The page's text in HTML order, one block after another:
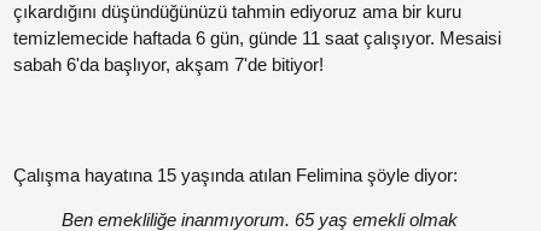
Paylaş
Paylaş
çıkardığını düşündüğünüzü tahmin ediyoruz ama bir kuru
temizlemecide haftada 6 gün, günde 11 saat çalışıyor. Mesaisi
sabah 6'da başlıyor, akşam 7'de bitiyor!
Çalışma hayatına 15 yaşında atılan Felimina şöyle diyor:
Ben emekliliğe inanmıyorum. 65 yaş emekli olmak